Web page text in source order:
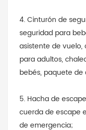
4. Cinturón de
seguridad para
asistente de vuelo,
para adultos,
bebés, paquete
5. Hacha de
cuerda de escape
de emergencia;